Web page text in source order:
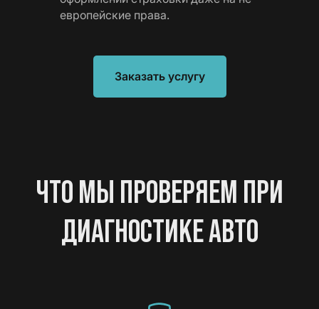
европейские права.
Заказать услугу
ЧТО МЫ ПРОВЕРЯЕМ ПРИ
ДИАГНОСТИКЕ АВТО